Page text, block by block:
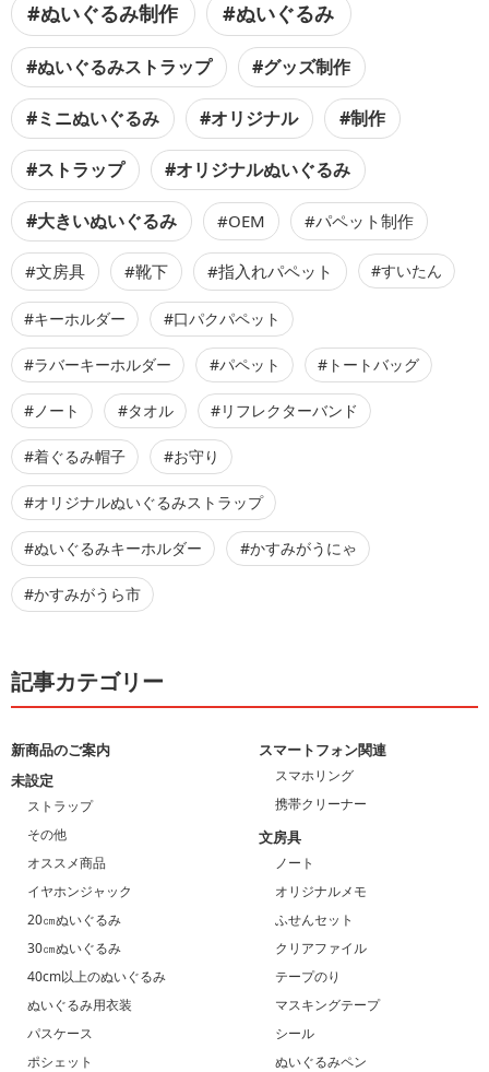
#ぬいぐるみ制作 #ぬいぐるみ
#ぬいぐるみストラップ #グッズ制作
#ミニぬいぐるみ #オリジナル #制作
#ストラップ #オリジナルぬいぐるみ
#大きいぬいぐるみ #OEM #パペット制作
#文房具 #靴下 #指入れパペット #すいたん
#キーホルダー #口パクパペット
#ラバーキーホルダー #パペット #トートバッグ
#ノート #タオル #リフレクターバンド
#着ぐるみ帽子 #お守り
#オリジナルぬいぐるみストラップ
#ぬいぐるみキーホルダー #かすみがうにゃ
#かすみがうら市
記事カテゴリー
新商品のご案内
未設定
ストラップ
その他
オススメ商品
イヤホンジャック
20㎝ぬいぐるみ
30㎝ぬいぐるみ
40cm以上のぬいぐるみ
ぬいぐるみ用衣装
パスケース
ポシェット
スマートフォン関連
スマホリング
携帯クリーナー
文房具
ノート
オリジナルメモ
ふせんセット
クリアファイル
テープのり
マスキングテープ
シール
ぬいぐるみペン